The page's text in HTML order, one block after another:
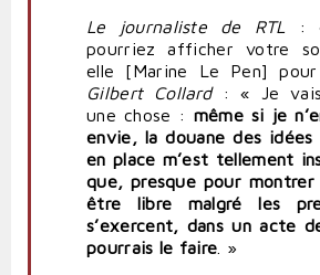
Le journaliste de RTL
:
pourriez afficher votre
elle [Marine Le Pen]
Gilbert Collard: « Je vais
une chose : même si je
envie, la douane des
en place m’est tellement
que, presque pour montrer
être libre malgré les
s’exercent, dans un acte
pourrais le faire . »